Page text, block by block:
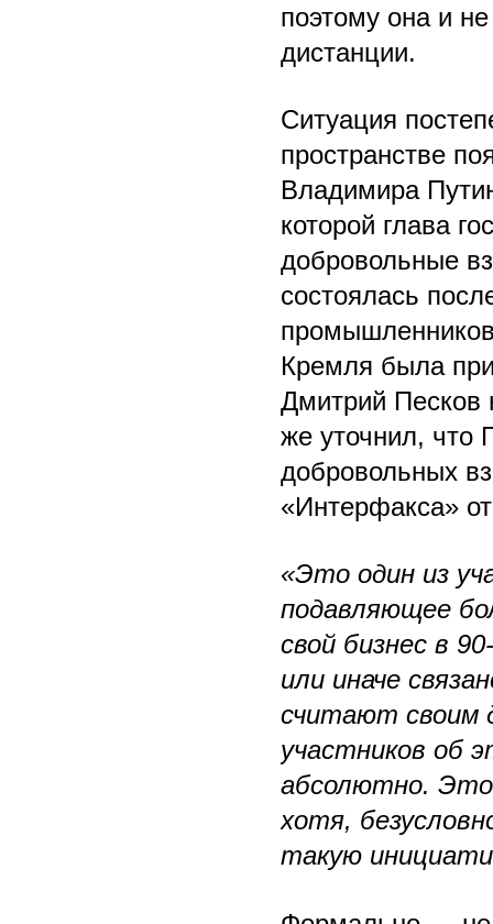
поэтому она и
дистанции.
Ситуация
пространстве
Владимира
которой глава
добровольные
состоялась
Кремля была
Дмитрий Песков
же уточнил, что
добровольных
«Интерфакса»
«Это один из
подавляющее
свой бизнес в
или иначе
считают своим
участников об
абсолютно.
хотя,
такую